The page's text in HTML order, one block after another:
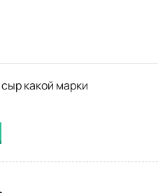
какой марки